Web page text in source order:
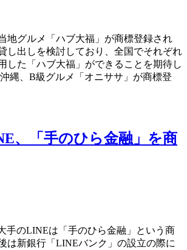
地グルメ「ハブ大福」が商標登録され
し出しを検討しており、全国でそれぞれ
した「ハブ大福」ができることを期待し
縄、B級グルメ「オニササ」が商標登
、「手のひら金融」を商
手のLINEは「手のひら金融」という商
は新銀行「LINEバンク」の設立の際に